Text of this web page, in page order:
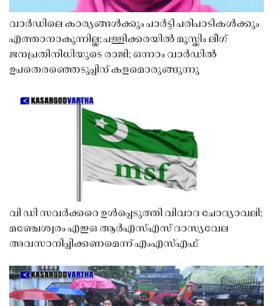
വാർഡിലെ കാര്യങ്ങൾക്കും പാർട്ടി പരിപാടികൾക്കും
എത്താനാകുന്നില്ല; പള്ളിക്കരയിൽ മുസ്ലിം ലീഗ്
ജനപ്രതിനിധിയുടെ രാജി; ഒന്നാം വാർഡിൽ
ഉപതെരഞ്ഞെടുപ്പിന് കളമൊരുങ്ങുന്നു
വി ഡി സവർക്കറെ ഉൾപ്പെടുത്തി വിവാദ ചോദ്യാവലി;
മഞ്ചേശ്വരം എഇഒ ആർഎസ്എസ് ദാസ്യവേല
അവസാനിപ്പിക്കണമെന്ന് എംഎസ്എഫ്